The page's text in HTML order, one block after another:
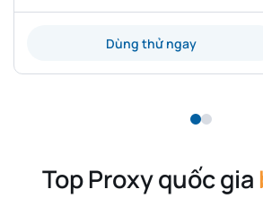
Dùng thử ngay
Top Proxy quốc gia